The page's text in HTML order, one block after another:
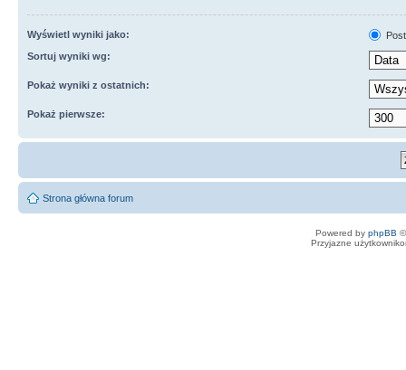
Wyświetl wyniki jako:
Sortuj wyniki wg:
Pokaż wyniki z ostatnich:
Pokaż pierwsze:
Strona główna forum
Powered by phpBB
Przyjazne